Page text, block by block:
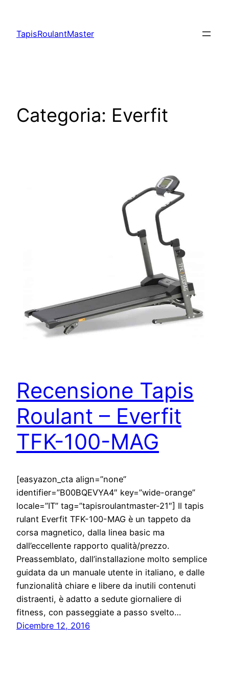
contenuto
TapisRoulantMaster
Categoria: Everfit
Recensione Tapis
Roulant – Everfit
TFK-100-MAG
[easyazon_cta align=”none”
identifier=”B00BQEVYA4″ key=”wide-orange”
locale=”IT” tag=”tapisroulantmaster-21″] Il tapis
rulant Everfit TFK-100-MAG è un tappeto da
corsa magnetico, dalla linea basic ma
dall’eccellente rapporto qualità/prezzo.
Preassemblato, dall’installazione molto semplice
guidata da un manuale utente in italiano, e dalle
funzionalità chiare e libere da inutili contenuti
distraenti, è adatto a sedute giornaliere di
fitness, con passeggiate a passo svelto…
Dicembre 12, 2016